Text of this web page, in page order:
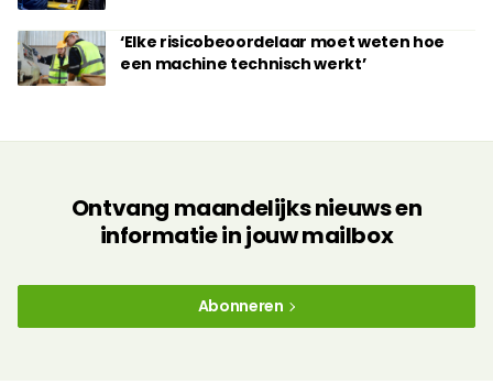
‘Elke risicobeoordelaar moet weten hoe
een machine technisch werkt’
Ontvang maandelijks nieuws en
informatie in jouw mailbox
Abonneren